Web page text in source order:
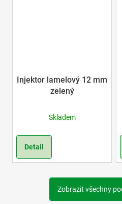
Injektor lamelový 12 mm
zelený
Skladem
Detail
Zobrazit všechny